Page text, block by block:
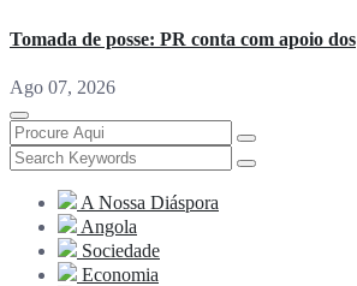
Tomada de posse: PR conta com apoio dos
Ago 07, 2026
A Nossa Diáspora
Angola
Sociedade
Economia